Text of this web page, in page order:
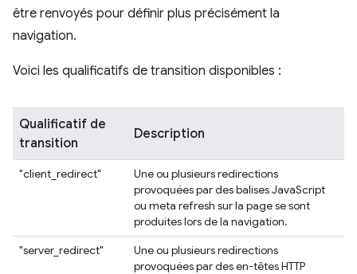
être renvoyés pour définir plus précisément la
navigation.
Voici les qualificatifs de transition disponibles :
Qualificatif de
transition
Description
"client_redirect"
Une ou plusieurs redirections
provoquées par des balises JavaScript
ou meta refresh sur la page se sont
produites lors de la navigation.
"server_redirect"
Une ou plusieurs redirections
provoquées par des en-têtes HTTP